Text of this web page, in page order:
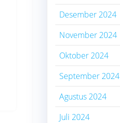
Desember 2024
November 2024
Oktober 2024
September 2024
Agustus 2024
Juli 2024